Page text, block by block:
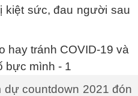
kiệt sức, đau người sau
countdown 2021 đón